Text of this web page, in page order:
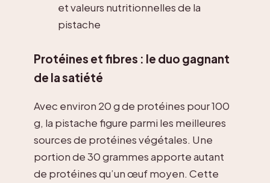
et valeurs nutritionnelles de la
pistache
Protéines et fibres : le duo gagnant
de la satiété
Avec environ 20 g de protéines pour 100
g, la pistache figure parmi les meilleures
sources de protéines végétales. Une
portion de 30 grammes apporte autant
de protéines qu’un œuf moyen. Cette